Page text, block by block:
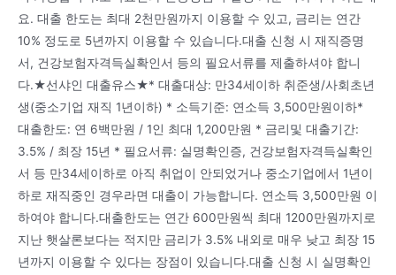
요. 대출 한도는 최대 2천만원까지 이용할 수 있고, 금리는 연간
10% 정도로 5년까지 이용할 수 있습니다.대출 신청 시 재직증명
서, 건강보험자격득실확인서 등의 필요서류를 제출하셔야 합니
다.★선샤인 대출유스★* 대출대상: 만34세이하 취준생/사회초년
생(중소기업 재직 1년이하) * 소득기준: 연소득 3,500만원이하*
대출한도: 연 6백만원 / 1인 최대 1,200만원 * 금리및 대출기간:
3.5% / 최장 15년 * 필요서류: 실명확인증, 건강보험자격득실확인
서 등 만34세이하로 아직 취업이 안되었거나 중소기업에서 1년이
하로 재직중인 경우라면 대출이 가능합니다. 연소득 3,500만원 이
하여야 합니다.대출한도는 연간 600만원씩 최대 1200만원까지로
지난 햇살론보다는 적지만 금리가 3.5% 내외로 매우 낮고 최장 15
년까지 이용할 수 있다는 장점이 있습니다.대출 신청 시 실명확인